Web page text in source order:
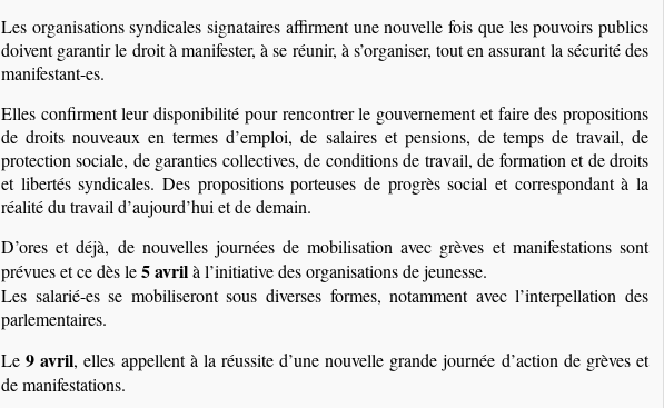
Les organisations syndicales signataires affirment une nouvelle fois que les pouvoirs publics
doivent garantir le droit à manifester, à se réunir, à s’organiser, tout en assurant la sécurité des
manifestant-es.
Elles confirment leur disponibilité pour rencontrer le gouvernement et faire des propositions
de droits nouveaux en termes d’emploi, de salaires et pensions, de temps de travail, de
protection sociale, de garanties collectives, de conditions de travail, de formation et de droits
et libertés syndicales. Des propositions porteuses de progrès social et correspondant à la
réalité du travail d’aujourd’hui et de demain.
D’ores et déjà, de nouvelles journées de mobilisation avec grèves et manifestations sont
prévues et ce dès le5 avrilà l’initiative des organisations de jeunesse.
Les salarié-es se mobiliseront sous diverses formes, notamment avec l’interpellation des
parlementaires.
Le9 avril, elles appellent à la réussite d’une nouvelle grande journée d’action de grèves et
de manifestations.